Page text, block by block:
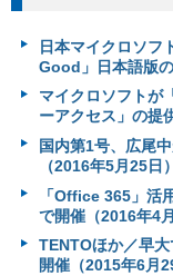
日本マイクロソ
Good」日本語版
マイクロソフト
ーアクセス」の提
国内第1号、広尾
（2016年5月25日）
「Office 365」活
で開催（2016年4
TENTOほか／早
開催（2015年6月